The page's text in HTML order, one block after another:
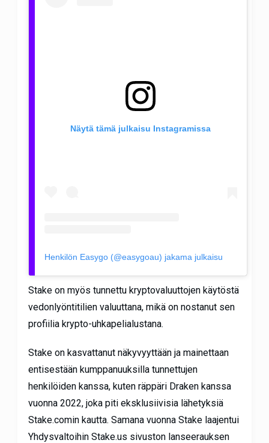
Näytä tämä julkaisu Instagramissa
Henkilön Easygo (@easygoau) jakama julkaisu
Stake on myös tunnettu kryptovaluuttojen käytöstä
vedonlyöntitilien valuuttana, mikä on nostanut sen
profiilia krypto-uhkapelialustana.
Stake on kasvattanut näkyvyyttään ja mainettaan
entisestään kumppanuuksilla tunnettujen
henkilöiden kanssa, kuten räppäri Draken kanssa
vuonna 2022, joka piti eksklusiivisia lähetyksiä
Stake.comin kautta. Samana vuonna Stake laajentui
Yhdysvaltoihin Stake.us sivuston lanseerauksen